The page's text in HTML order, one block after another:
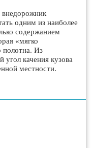
внедорожник
одним из наиболее
содержанием
«мягко
полотна. Из
угол качения кузова
местности.